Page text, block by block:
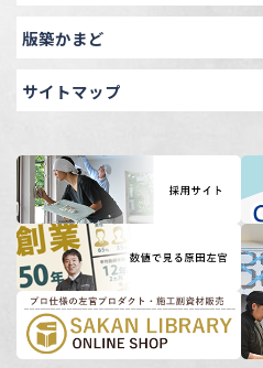
版築かまど
サイトマップ